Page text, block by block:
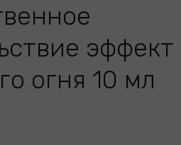
эффект
огня 10 мл